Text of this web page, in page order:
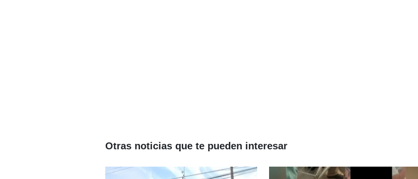
Otras noticias que te pueden interesar